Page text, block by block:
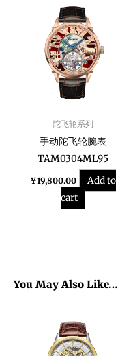
陀飞轮系列
手动陀飞轮腕表
TAM0304ML95
¥19,800.00
Add to
cart
You May Also Like…